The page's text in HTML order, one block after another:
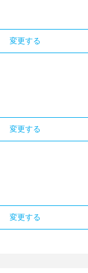
変更する
変更する
変更する